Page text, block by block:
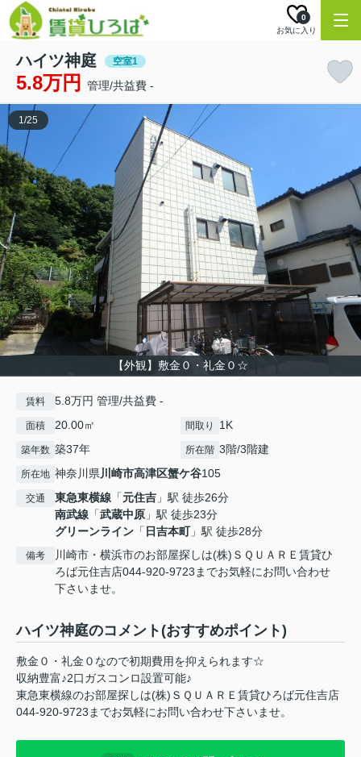
お気に入り
0
ハイツ神庭 空室1
5.8万円 管理/共益費 -
【外観】敷金０・礼金０☆
1/25
賃料 5.8万円 管理/共益費 -
面積 20.00㎡ 間取り 1K
築年数 築37年 所在階 3階/3階建
所在地 神奈川県川崎市高津区蟹ケ谷105
交通 東急東横線 「元住吉 」駅 徒歩26分
南武線 「武蔵中原 」駅 徒歩23分
グリーンライン 「 日吉本町」駅 徒歩28分
備考
川崎市・横浜市のお部屋探しは(株)ＳＱＵＡＲＥ賃貸ひ
ろば元住吉店044-920-9723までお気軽にお問い合わせ
下さいませ。
ハイツ神庭のコメント(おすすめポイント)
敷金０・礼金０なので初期費用を抑えられます☆
収納豊富♪2口ガスコンロ設置可能♪
東急東横線のお部屋探しは(株)ＳＱＵＡＲＥ賃貸ひろば元住吉店
044-920-9723までお気軽にお問い合わせ下さいませ。